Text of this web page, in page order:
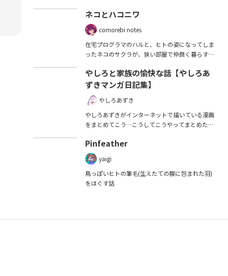
第4話｢彼女達とその場所で｣
2026.07.30
第5話｢酔っ払い女とマザコンな彼｣
ネコとハコニワ
comorebi notes
在宅プログラマのハルと、ヒトの姿になってしま
ったネコのサクラが、狭い部屋で仲良く暮らすお
人はいつまでも仲良く暮らせるのか？ ぜひ結末ま
で読んでみてください。 --- 2022/9/4のコミティ
ア141で頒布した同人誌です。
やしろと家族の愉快な話【やしろあ
ずきマンガ日記集】
やしろあずき
やしろあずきがインターネットで描いている漫画
をまとめてこう…こうしてこうやってまとめたお
Pinfeather
yaigi
鳥っぽいヒトの筆毛(生えたての膜に包まれた羽)
をほぐす話